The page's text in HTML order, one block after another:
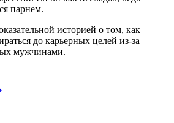
парнем.
историей о том, как
до карьерных целей из-за
мужчинами.